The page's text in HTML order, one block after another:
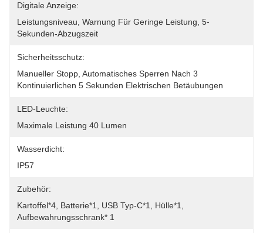
Digitale Anzeige:
Leistungsniveau, Warnung Für Geringe Leistung, 5-
Sekunden-Abzugszeit
Sicherheitsschutz:
Manueller Stopp, Automatisches Sperren Nach 3
Kontinuierlichen 5 Sekunden Elektrischen Betäubungen
LED-Leuchte:
Maximale Leistung 40 Lumen
Wasserdicht:
IP57
Zubehör:
Kartoffel*4, Batterie*1, USB Typ-C*1, Hülle*1,
Aufbewahrungsschrank* 1